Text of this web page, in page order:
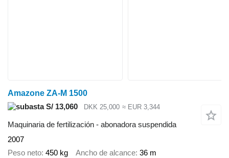
Amazone ZA-M 1500
S/ 13,060
DKK 25,000 ≈ EUR 3,344
Maquinaria de fertilización - abonadora suspendida
2007
Peso neto 450 kg Ancho de alcance 36 m